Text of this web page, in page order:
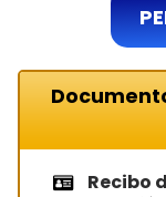
Recibo